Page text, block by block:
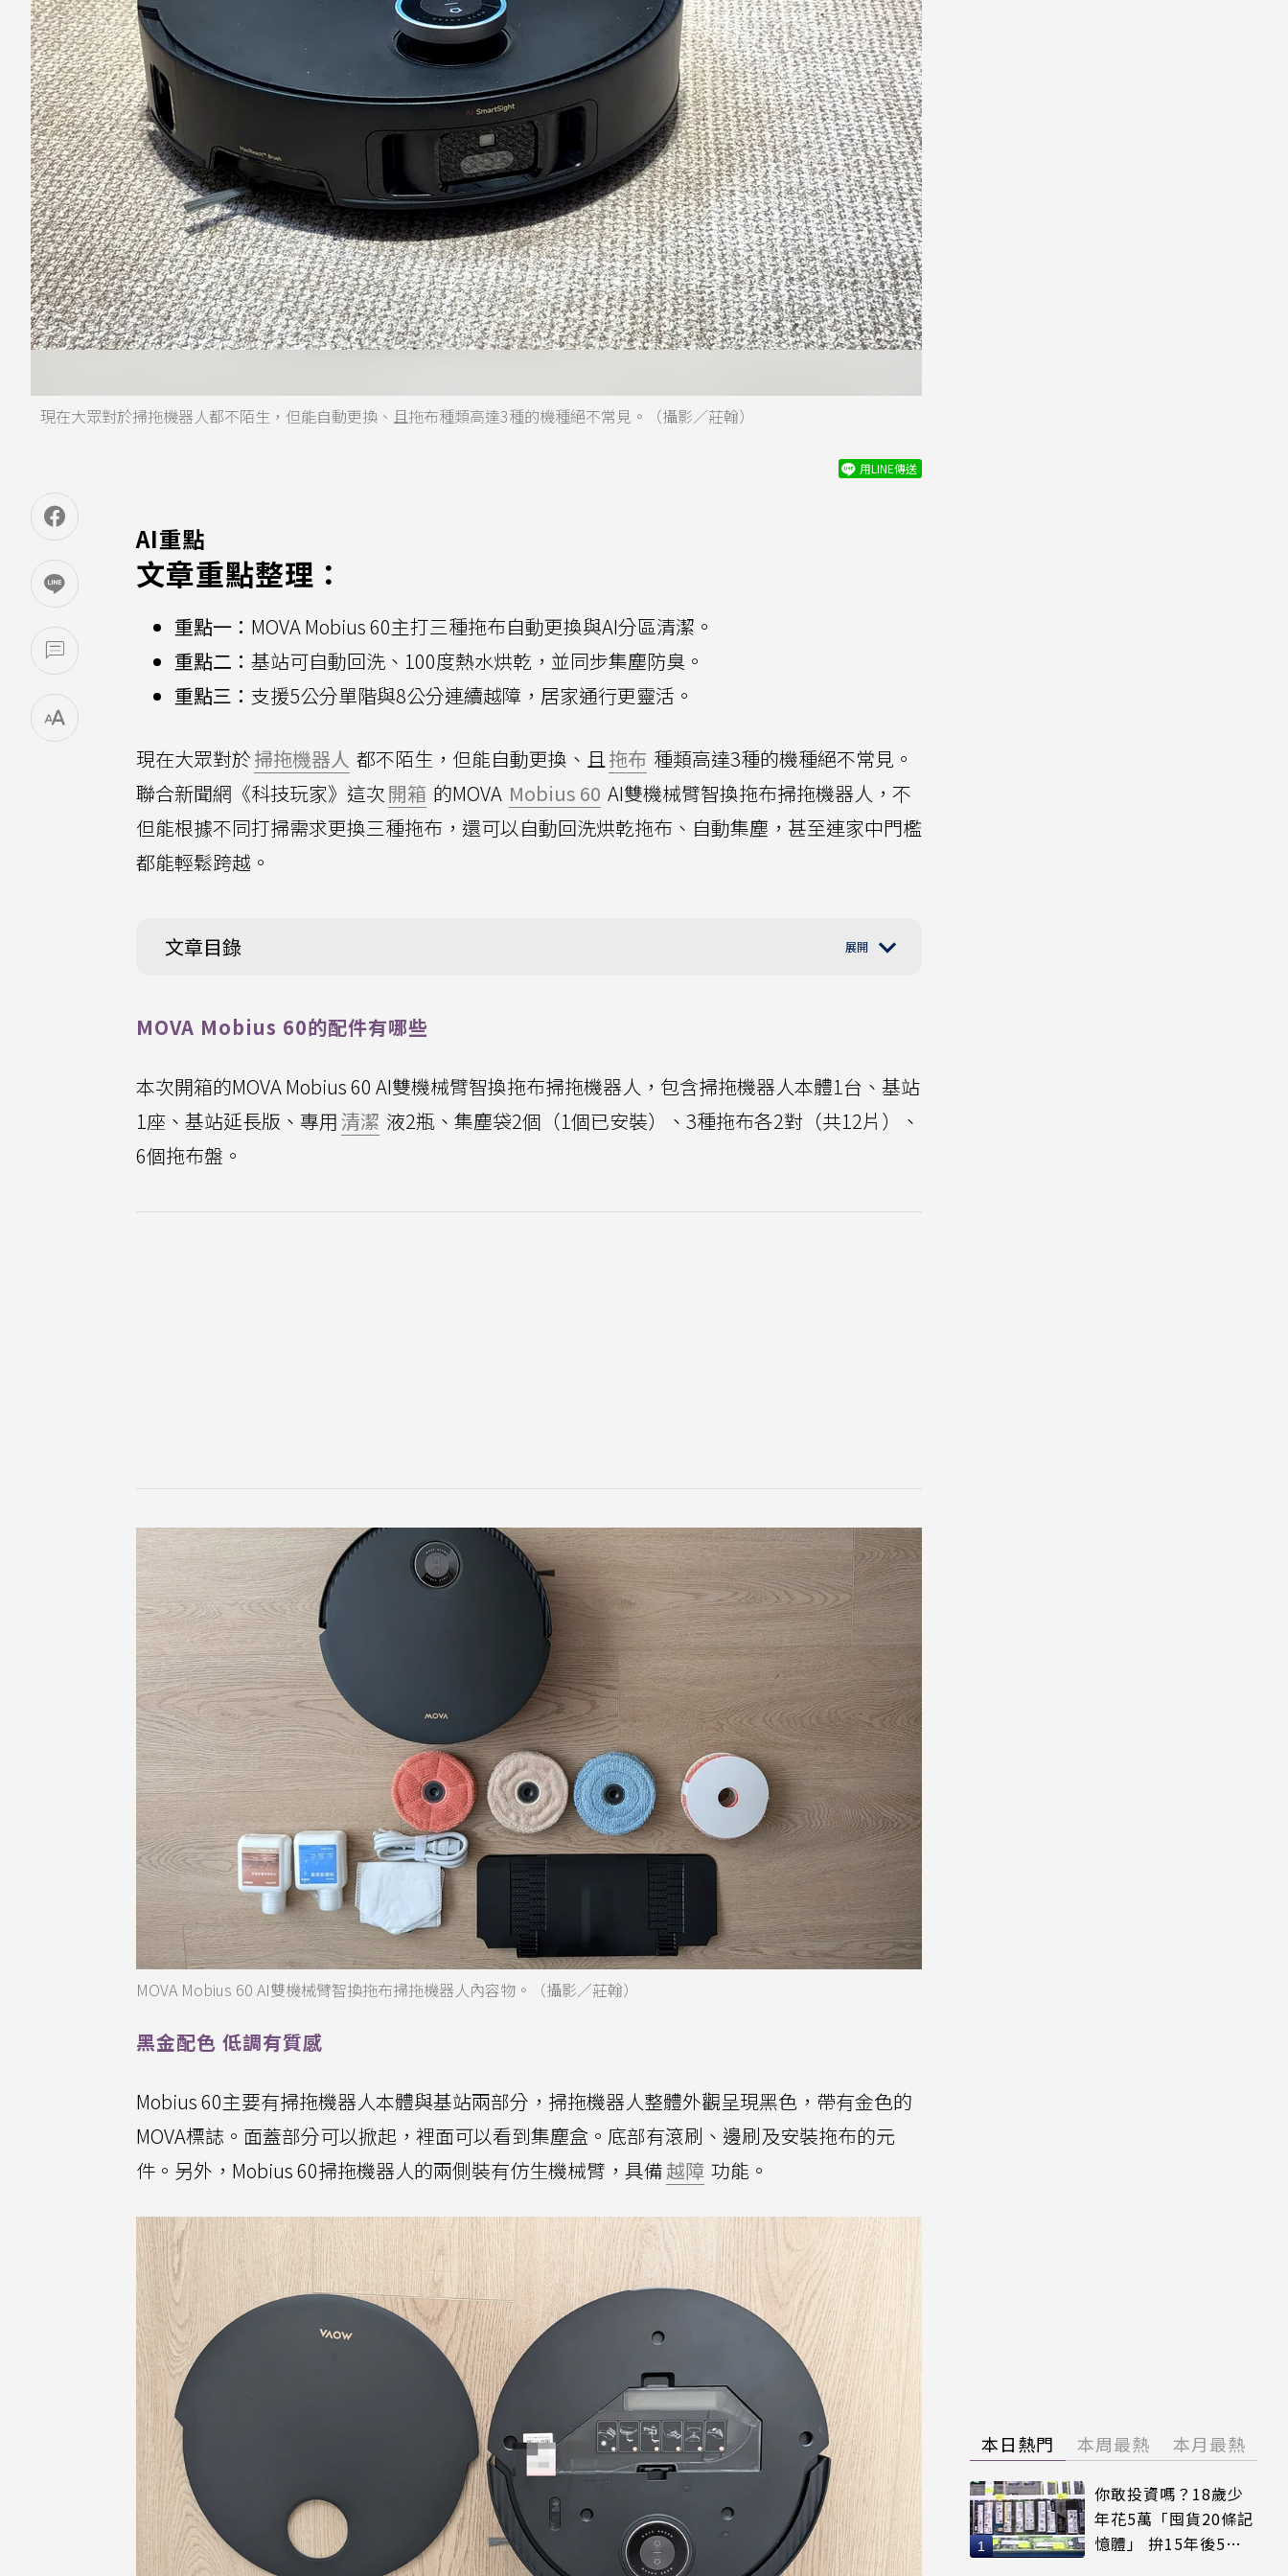
現在大眾對於掃拖機器人都不陌生，但能自動更換、且拖布種類高達3種的機種絕不常見。（攝影／莊翰）
用LINE傳送
AI重點
文章重點整理：
重點一： MOVA Mobius 60主打三種拖布自動更換與AI分區清潔。
重點二： 基站可自動回洗、100度熱水烘乾，並同步集塵防臭。
重點三： 支援5公分單階與8公分連續越障，居家通行更靈活。
現在大眾對於掃拖機器人 都不陌生，但能自動更換、且拖布 種類高達3種的機種絕不常見。
聯合新聞網《科技玩家》這次開箱 的MOVA Mobius 60 AI雙機械臂智換拖布掃拖機器人，不
但能根據不同打掃需求更換三種拖布，還可以自動回洗烘乾拖布、自動集塵，甚至連家中門檻
都能輕鬆跨越。
文章目錄
MOVA Mobius 60的配件有哪些
本次開箱的MOVA Mobius 60 AI雙機械臂智換拖布掃拖機器人，包含掃拖機器人本體1台、基站
1座、基站延長版、專用 清潔 液2瓶、集塵袋2個（1個已安裝）、3種拖布各2對（共12片）、
6個拖布盤。
MOVA Mobius 60 AI雙機械臂智換拖布掃拖機器人內容物。（攝影／莊翰）
黑金配色 低調有質感
Mobius 60主要有掃拖機器人本體與基站兩部分，掃拖機器人整體外觀呈現黑色，帶有金色的
MOVA標誌。面蓋部分可以掀起，裡面可以看到集塵盒。底部有滾刷、邊刷及安裝拖布的元
件。另外，Mobius 60掃拖機器人的兩側裝有仿生機械臂，具備越障 功能。
本日熱門 本周最熱 本月最熱
你敢投資嗎？18歲少
年花5萬「囤貨20條記
憶體」 拚15年後5倍